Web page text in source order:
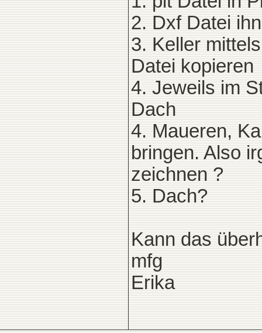
2. Dxf Datei
3. Keller
Datei kopieren
4. Jeweils im
Dach
4. Maueren,
bringen. Also
zeichnen ?
5. Dach?
Kann das
mfg
Erika